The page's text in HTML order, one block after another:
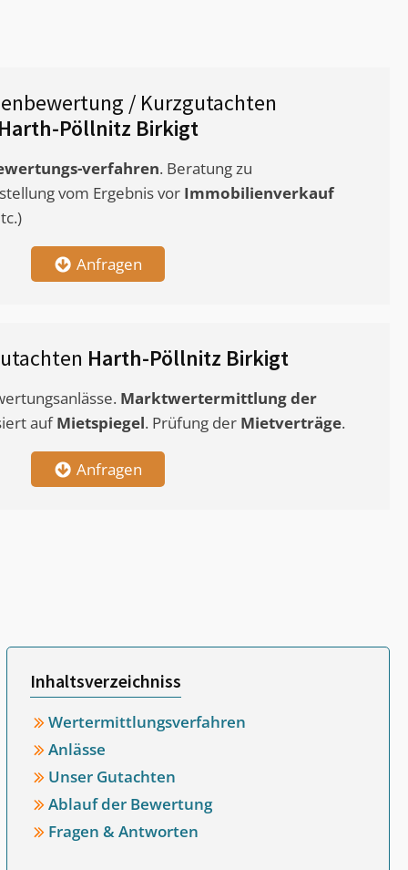
/ Kurzgutachten
Pöllnitz Birkigt
verfahren. Beratung zu
vom Ergebnis vor Immobilienverkauf
Anfragen
Harth-Pöllnitz Birkigt
Marktwertermittlungder
aufMietspiegel. Prüfung der Mietverträge.
Anfragen
Inhaltsverzeichniss
Wertermittlungsverfahren
Anlässe
Unser Gutachten
Ablauf der Bewertung
Fragen & Antworten